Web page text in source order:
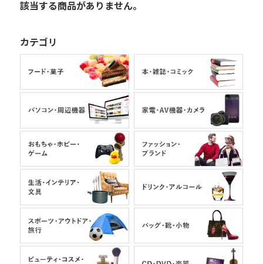
該当する商品がありません。
カテゴリ